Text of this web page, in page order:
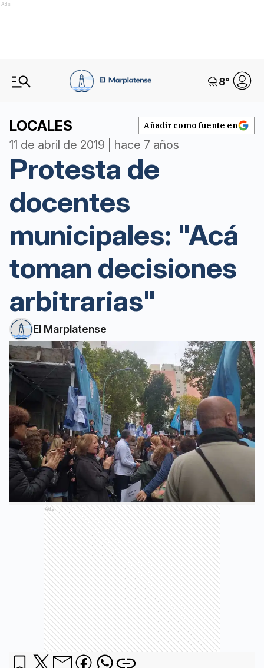
Ads
8°
LOCALES Añadir como fuente en
11 de abril de 2019 | hace 7 años
Protesta de
docentes
municipales: "Acá
toman decisiones
arbitrarias"
El Marplatense
Ads